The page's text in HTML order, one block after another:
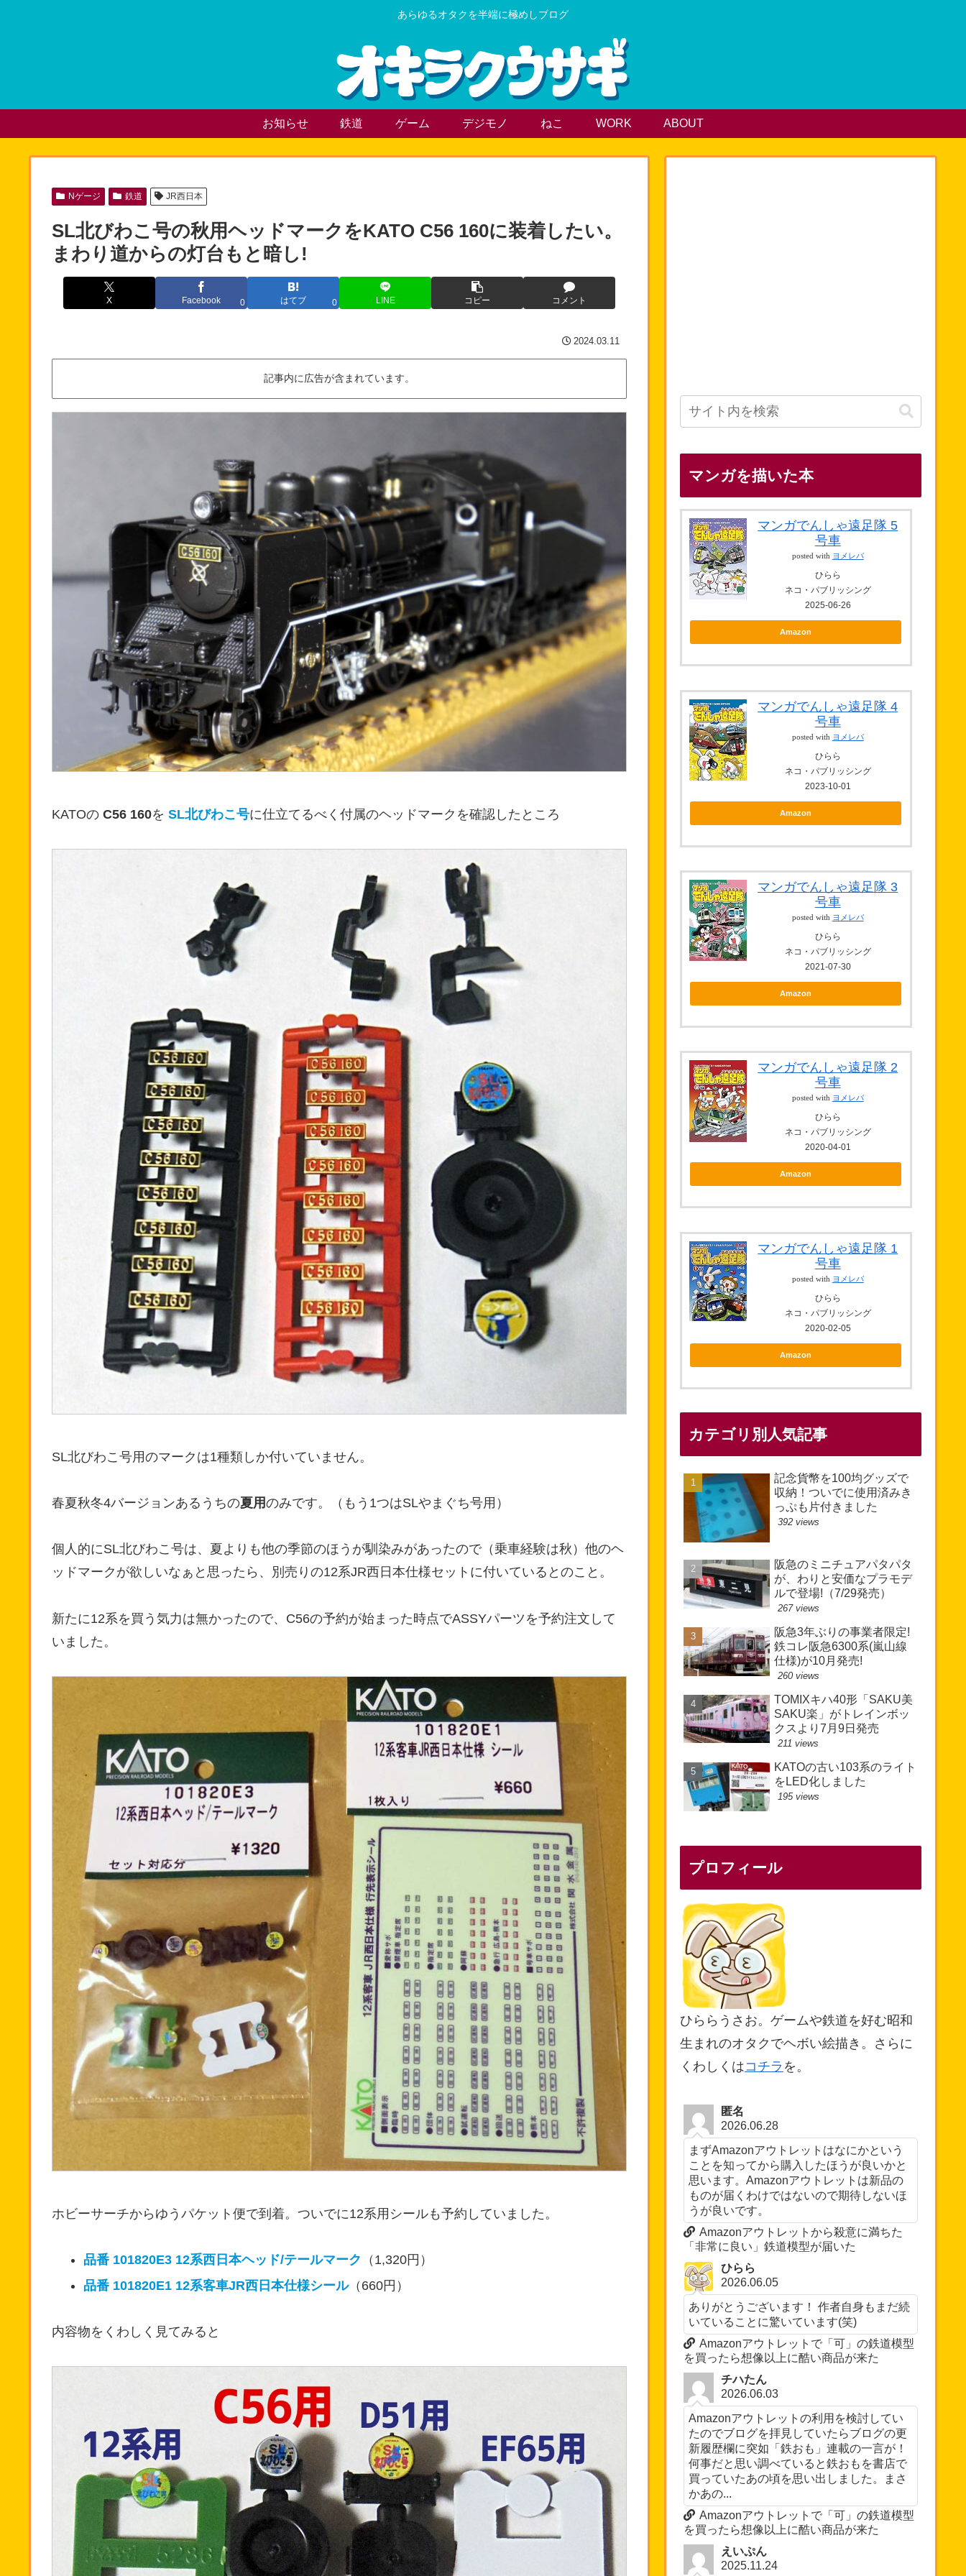
あらゆるオタクを半端に極めしブログ
お知らせ 鉄道 ゲーム デジモノ ねこ WORK ABOUT
Nゲージ 鉄道 JR西日本
SL北びわこ号の秋用ヘッドマークをKATO C56 160に装着したい。
まわり道からの灯台もと暗し!
X Facebook 0 はてブ 0 LINE コピー コメント
2024.03.11
記事内に広告が含まれています。
KATOの C56 160を SL北びわこ号に仕立てるべく付属のヘッドマークを確認したところ
SL北びわこ号用のマークは1種類しか付いていません。
春夏秋冬4バージョンあるうちの夏用のみです。（もう1つはSLやまぐち号用）
個人的にSL北びわこ号は、夏よりも他の季節のほうが馴染みがあったので（乗車経験は秋）他のヘ
ッドマークが欲しいなぁと思ったら、別売りの12系JR西日本仕様セットに付いているとのこと。
新たに12系を買う気力は無かったので、C56の予約が始まった時点でASSYパーツを予約注文して
いました。
ホビーサーチからゆうパケット便で到着。ついでに12系用シールも予約していました。
品番 101820E3 12系西日本ヘッド/テールマーク （1,320円）
品番 101820E1 12系客車JR西日本仕様シール（660円）
内容物をくわしく見てみると
マンガを描いた本
マンガでんしゃ遠足隊 5
号車
posted with ヨメレバ
ひらら
ネコ・パブリッシング
2025-06-26
Amazon
マンガでんしゃ遠足隊 4
号車
posted with ヨメレバ
ひらら
ネコ・パブリッシング
2023-10-01
Amazon
マンガでんしゃ遠足隊 3
号車
posted with ヨメレバ
ひらら
ネコ・パブリッシング
2021-07-30
Amazon
マンガでんしゃ遠足隊 2
号車
posted with ヨメレバ
ひらら
ネコ・パブリッシング
2020-04-01
Amazon
マンガでんしゃ遠足隊 1
号車
posted with ヨメレバ
ひらら
ネコ・パブリッシング
2020-02-05
Amazon
カテゴリ別人気記事
記念貨幣を100均グッズで
収納！ついでに使用済みき
っぷも片付きました
392 views
阪急のミニチュアパタパタ
が、わりと安価なプラモデ
ルで登場!（7/29発売）
267 views
阪急3年ぶりの事業者限定!
鉄コレ阪急6300系(嵐山線
仕様)が10月発売!
260 views
TOMIXキハ40形「SAKU美
SAKU楽」がトレインボッ
クスより7月9日発売
211 views
KATOの古い103系のライト
をLED化しました
195 views
プロフィール
ひららうさお。ゲームや鉄道を好む昭和
生まれのオタクでヘボい絵描き。さらに
くわしくはコチラ を。
匿名
2026.06.28
まずAmazonアウトレットはなにかという
ことを知ってから購入したほうが良いかと
思います。Amazonアウトレットは新品の
ものが届くわけではないので期待しないほ
うが良いです。
Amazonアウトレットから殺意に満ちた
「非常に良い」鉄道模型が届いた
ひらら
2026.06.05
ありがとうございます！ 作者自身もまだ続
いていることに驚いています(笑)
Amazonアウトレットで「可」の鉄道模型
を買ったら想像以上に酷い商品が来た
チハたん
2026.06.03
Amazonアウトレットの利用を検討してい
たのでブログを拝見していたらブログの更
新履歴欄に突如「鉄おも」連載の一言が！
何事だと思い調べていると鉄おもを書店で
買っていたあの頃を思い出しました。まさ
かあの...
Amazonアウトレットで「可」の鉄道模型
を買ったら想像以上に酷い商品が来た
えいぷん
2025.11.24